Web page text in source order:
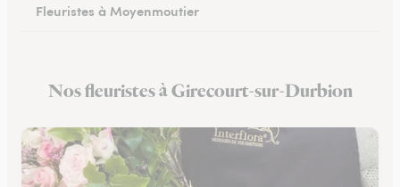
Fleuristes à Moyenmoutier
Fleuristes à Charmes
Nos fleuristes à Girecourt-sur-Durbion